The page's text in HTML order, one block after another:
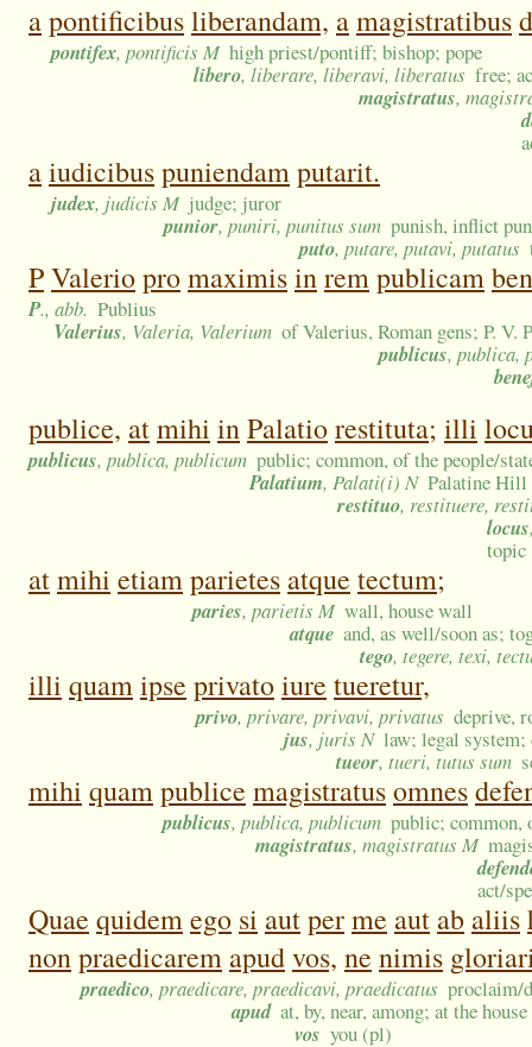
apontificibusliberandam, amagistratibus
pontifex, pontificis M high priest/pontiff; bishop; pope
libero, liberare, liberavi, liberatus free;
magistratus,
aiudicibuspuniendamputarit.
judex, judicis M judge; juror
punior, puniri, punitus sum punish, inflict
puto, putare, putavi, putatus
PValeriopromaximisinrempublicam
P., abb. Publius
Valerius, Valeria, Valerium of Valerius, Roman gens; P.
publicus, publica,
publice, atmihi inPalatiorestituta; illi
publicus, publica, publicum public; common, of the people/
Palatium, Palati(i) N Palatine Hill
restituo, restituere,
locus
topic
atmihi etiamparietes atque tectum;
paries, parietis M wall, house wall
atque and, as well/soon as;
tego, tegere, texi,
illi quamipse privatoiure tueretur,
privo, privare, privavi, privatus deprive,
jus, juris N law; legal
tueor, tueri, tutus sum
mihi quampublice magistratusomnes
publicus, publica, publicum public; common,
magistratus, magistratus M
act/
Quae quidemego si autperme aut ab aliis
nonpraedicarem apudvos, ne nimis
praedico, praedicare, praedicavi, praedicatus proclaim/
apud at, by, near, among; at the
vos you (pl)